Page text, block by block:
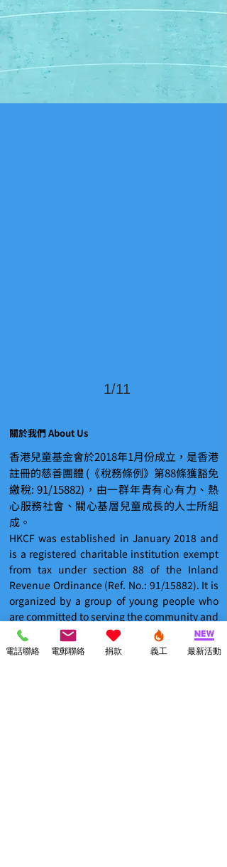
1/11
關於我們 About Us
香港兒童基金會於2018年1月份成立，是香港
註冊的慈善團體 (《稅務條例》第88條獲豁免
繳稅: 91/15882)，由一群年青有心有力、熱
心服務社會、關心基層兒童成長的人士所組
成。
HKCF was established in January 2018 and
is a registered charitable institution exempt
from tax under section 88 of the Inland
Revenue Ordinance (Ref. No.: 91/15882). It is
organized by a group of young people who
are committed to serving the community and
caring for the growth of underprivileged
children.
電話聯絡 電郵聯絡 捐款 義工 最新活動